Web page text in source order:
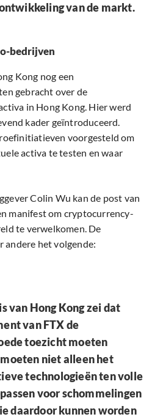
van de markt.
bedrijven
Kong nog een
gebracht over de
in Hong Kong. Hier werd
kader geïntroduceerd.
voorgesteld om
activa te testen en waar
Colin Wu kan de post van
manifest om cryptocurrency-
te verwelkomen. De
andere het volgende:
van Hong Kong zei dat
van FTX de
toezicht moeten
niet alleen het
technologieën ten volle
voor schommelingen
daardoor kunnen worden